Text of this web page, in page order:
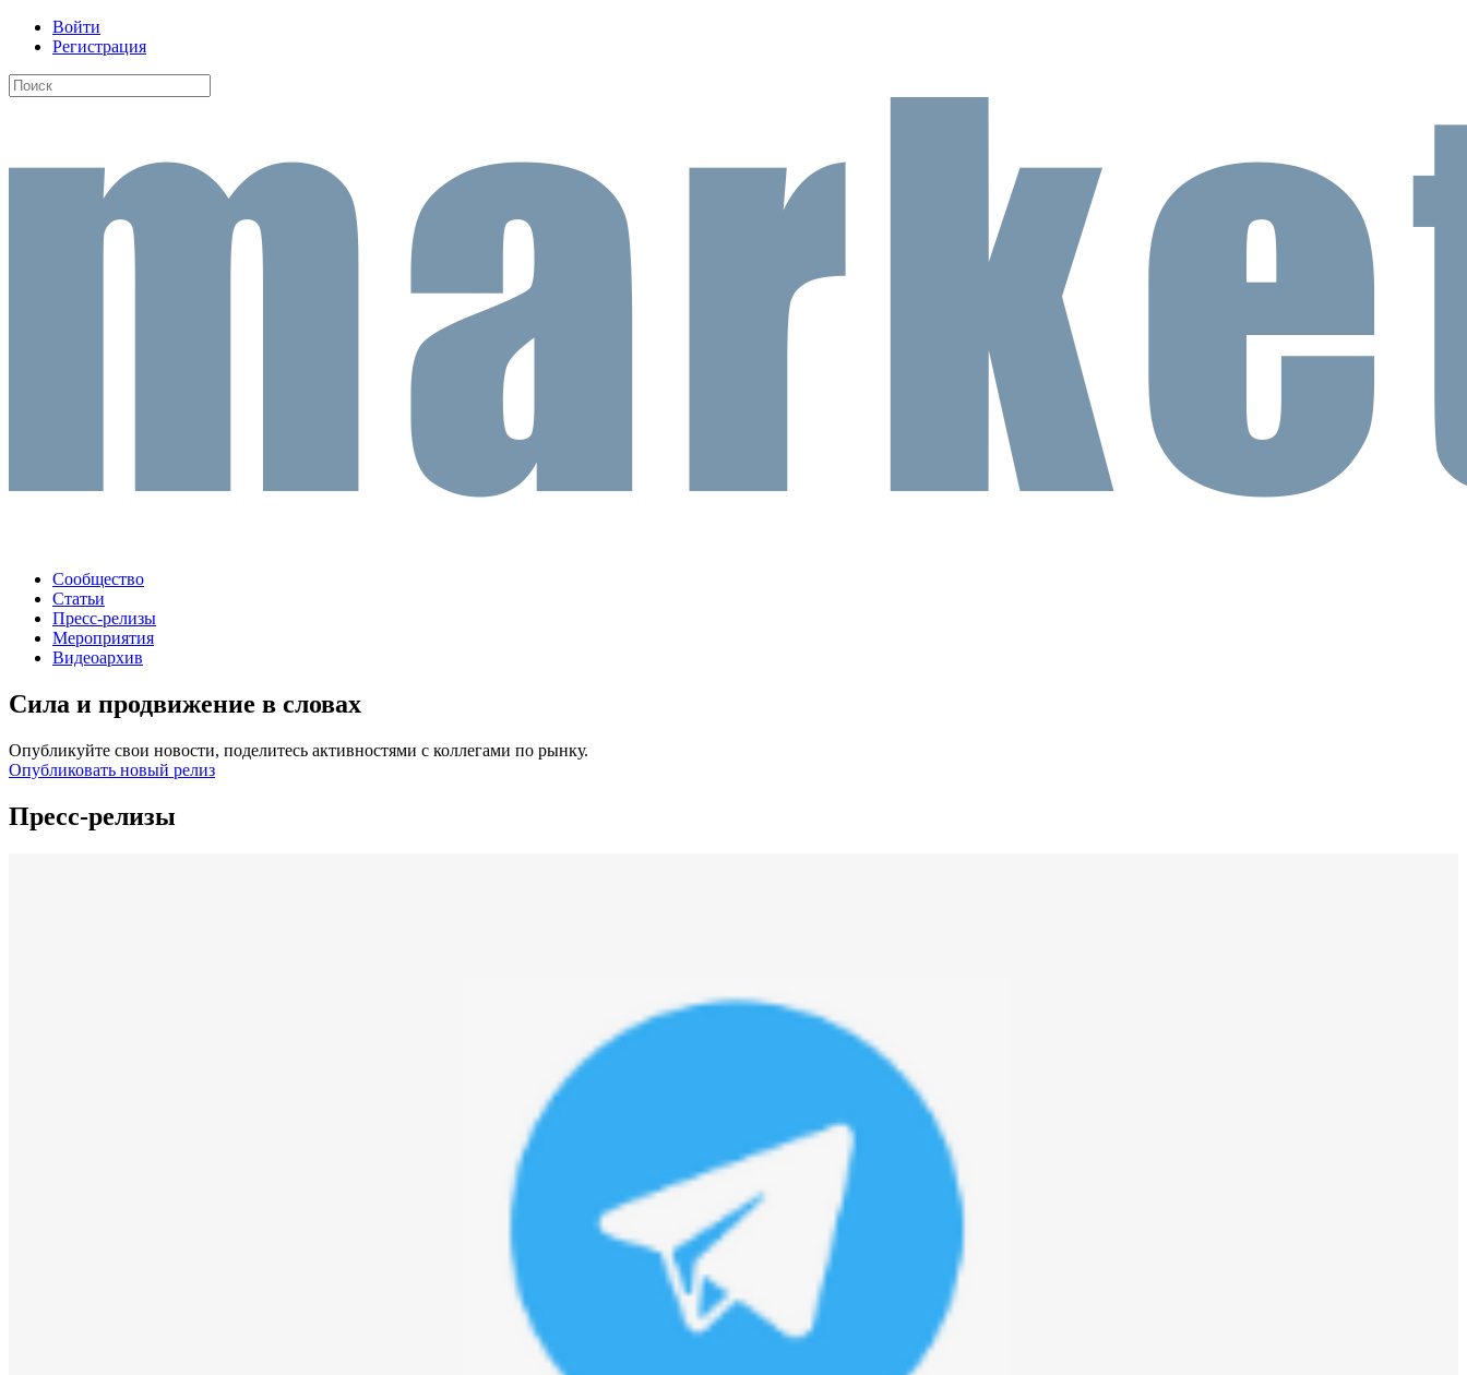
Войти
Регистрация
Сообщество
Статьи
Пресс-релизы
Мероприятия
Видеоархив
Сила и продвижение в словах
Опубликуйте свои новости, поделитесь активностями с коллегами по рынку.
Опубликовать новый релиз
Пресс-релизы